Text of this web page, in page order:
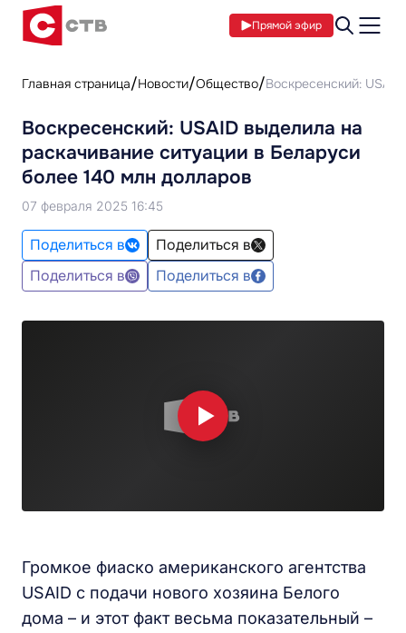
Прямой эфир
Главная страница Новости Общество Воскресенский:
Воскресенский: USAID выделила на
раскачивание ситуации в Беларуси
более 140 млн долларов
07 февраля 2025 16:45
Поделиться в
Поделиться в
Поделиться в
Поделиться в
Громкое фиаско американского агентства
USAID с подачи нового хозяина Белого
дома – и этот факт весьма показательный –